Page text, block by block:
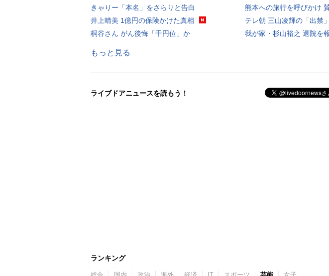
きゃりー「本名」をさらりと告白
井上晴美 1億円の保険かけた真相
桐谷さん がん後悔「千円位」か
熊本への旅行を呼びかけ
テレ朝 三山凌輝の「出禁
我が家・杉山裕之 退院を
もっと見る
ライブドアニュースを読もう！
ランキング